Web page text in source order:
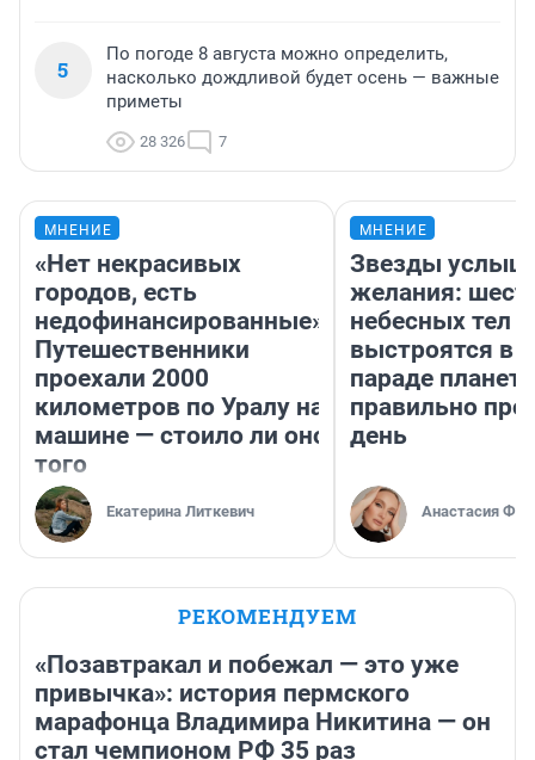
5
По погоде 8 августа можно определить,
насколько дождливой будет осень — важные
приметы
28 326 7
МНЕНИЕ
«Нет некрасивых
городов, есть
недофинансированные».
Путешественники
проехали 2000
километров по Уралу на
машине — стоило ли оно
того
Екатерина Литкевич
МНЕНИЕ
Звезды
желания:
небесных тел
выстроятся в
параде планет
правильно
день
Анастасия
РЕКОМЕНДУЕМ
«Позавтракал и побежал — это уже
привычка»: история пермского
марафонца Владимира Никитина — он
стал чемпионом РФ 35 раз